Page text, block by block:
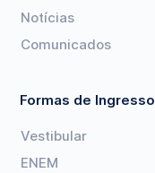
Notícias
Comunicados
Formas de Ingresso
Vestibular
ENEM